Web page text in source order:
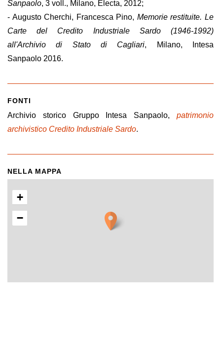
Sanpaolo, 3 voll., Milano, Electa, 2012;
- Augusto Cherchi, Francesca Pino, Memorie restituite. Le
Carte del Credito Industriale Sardo (1946-1992)
all'Archivio di Stato di Cagliari, Milano, Intesa
Sanpaolo 2016.
FONTI
Archivio storico Gruppo Intesa Sanpaolo, patrimonio
archivistico Credito Industriale Sardo.
NELLA MAPPA
+
−